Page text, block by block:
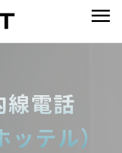
線電話
テル）